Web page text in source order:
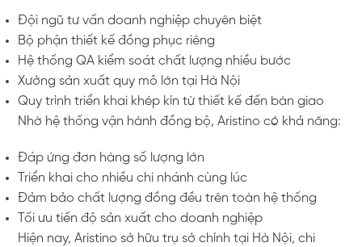
Đội ngũ tư vấn doanh nghiệp chuyên biệt
Bộ phận thiết kế đồng phục riêng
Hệ thống QA kiểm soát chất lượng nhiều bước
Xưởng sản xuất quy mô lớn tại Hà Nội
Quy trình triển khai khép kín từ thiết kế đến bàn giao
Nhờ hệ thống vận hành đồng bộ, Aristino có khả năng:
Đáp ứng đơn hàng số lượng lớn
Triển khai cho nhiều chi nhánh cùng lúc
Đảm bảo chất lượng đồng đều trên toàn hệ thống
Tối ưu tiến độ sản xuất cho doanh nghiệp
Hiện nay, Aristino sở hữu trụ sở chính tại Hà Nội, chi